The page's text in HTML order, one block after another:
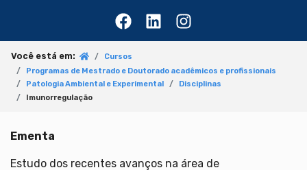
Você está em:
Cursos
Programas de Mestrado e Doutorado acadêmicos e profissionais
Patologia Ambiental e Experimental
Disciplinas
Imunorregulação
Ementa
Estudo dos recentes avanços na área de